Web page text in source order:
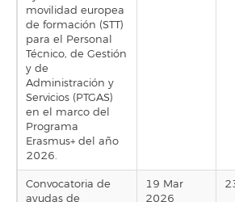
movilidad europea
de formación (STT)
para el Personal
Técnico, de Gestión
y de
Administración y
Servicios (PTGAS)
en el marco del
Programa
Erasmus+ del año
2026.
Convocatoria de
ayudas de
19 Mar
2026